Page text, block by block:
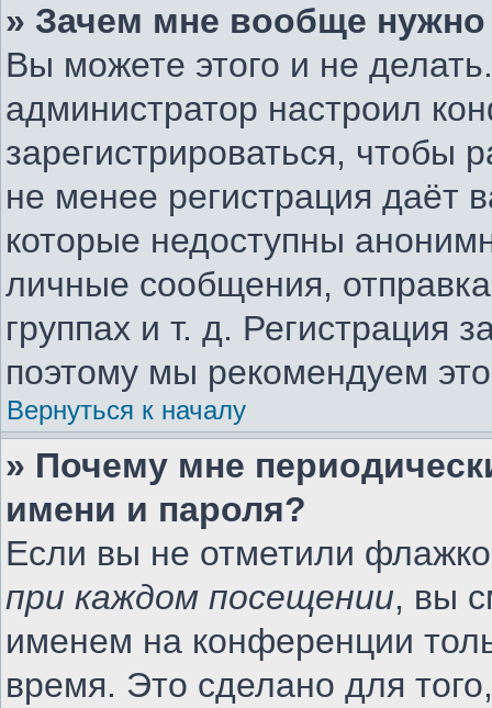
» Зачем мне вообще нужно
Вы можете этого и не
администратор настроил
зарегистрироваться, чтобы
не менее регистрация даёт
которые недоступны
личные сообщения,
группах и т. д. Регистрация
поэтому мы рекомендуем
Вернуться к началу
» Почему мне
имени и пароля?
Если вы не отметили
при каждом посещении, вы
именем на конференции
время. Это сделано для